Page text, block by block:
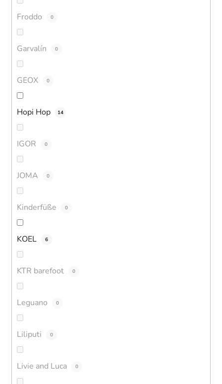
Froddo 0
Garvalín 0
GEOX 0
Hopi Hop 14
IGOR 0
JOMA 0
Kinderfüße 0
KOEL 6
KTR barefoot 0
Leguano 0
Liliputi 0
Livie and Luca 0